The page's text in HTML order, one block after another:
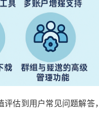
估到用户常见问题解答，